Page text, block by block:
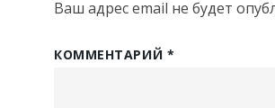
Ваш адрес email не будет
КОММЕНТАРИЙ *